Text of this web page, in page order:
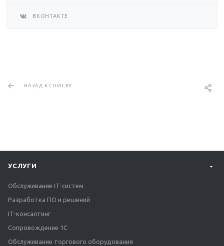
ВКОНТАКТЕ
НАЗАД К СПИСКУ
УСЛУГИ
Обслуживание IT-систем
Разработка ПО и решений
IT-консалтинг
Сопровождение 1С
Обслуживание торгового оборудования